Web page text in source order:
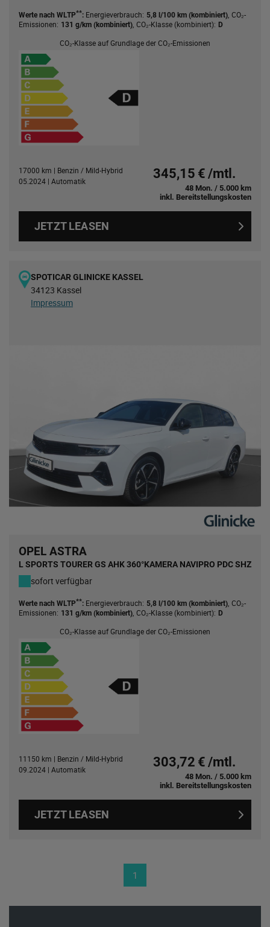
Werte nach WLTP**: Energieverbrauch: 5,8 l/100 km (kombiniert) CO₂-
Emissionen: 131 g/km (kombiniert) CO₂-Klasse (kombiniert): D
CO₂-Klasse auf Grundlage der CO₂-Emissionen
17000 km | Benzin / Mild-Hybrid
05.2024 | Automatik
345,15 € /mtl.
48 Mon. / 5.000 km
inkl. Bereitstellungskosten
JETZT LEASEN
SPOTICAR GLINICKE KASSEL
34123 Kassel
Impressum
OPEL ASTRA
L SPORTS TOURER GS AHK 360°KAMERA NAVIPRO PDC SHZ
sofort verfügbar
Werte nach WLTP**: Energieverbrauch: 5,8 l/100 km (kombiniert) CO₂-
Emissionen: 131 g/km (kombiniert) CO₂-Klasse (kombiniert): D
CO₂-Klasse auf Grundlage der CO₂-Emissionen
11150 km | Benzin / Mild-Hybrid
09.2024 | Automatik
303,72 € /mtl.
48 Mon. / 5.000 km
inkl. Bereitstellungskosten
JETZT LEASEN
1